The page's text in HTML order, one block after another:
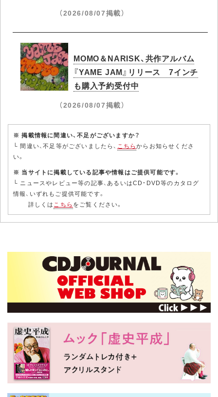
（2026/08/07掲載）
MOMO＆NARISK、共作アルバム
『YAME JAM』リリース 7インチ
も購入予約受付中
（2026/08/07掲載）
※ 掲載情報に間違い、不足がございますか？
└ 間違い、不足等がございましたら、 こちらからお知らせくださ
い。
※ 当サイトに掲載している記事や情報はご提供可能です。
└ ニュースやレビュー等の記事、あるいはCD・DVD等のカタログ
情報、いずれもご提供可能です。
詳しくはこちら をご覧ください。